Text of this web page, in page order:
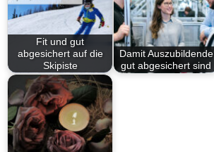
Fit und gut
abgesichert auf die
Skipiste
Damit Auszubildende
gut abgesichert sind